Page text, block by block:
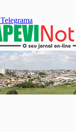
Telegrama